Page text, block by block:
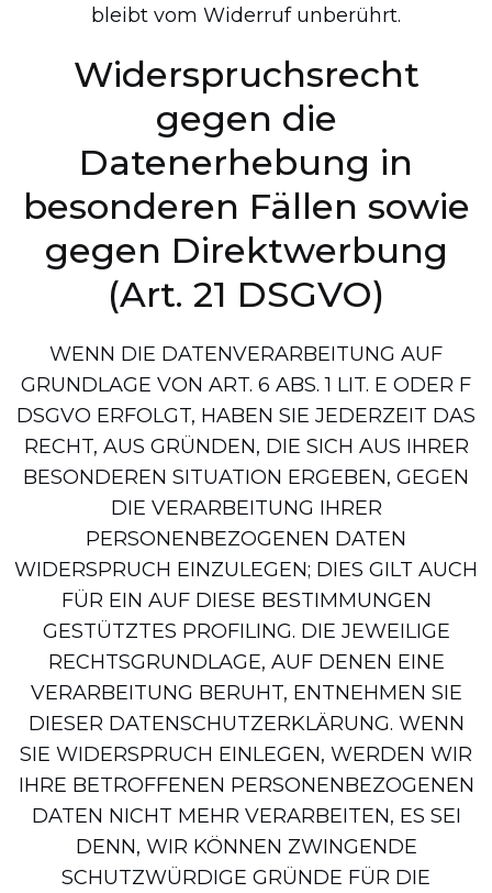
bleibt vom Widerruf unberührt.
Widerspruchsrecht
gegen die
Datenerhebung in
besonderen Fällen sowie
gegen Direktwerbung
(Art. 21 DSGVO)
WENN DIE DATENVERARBEITUNG AUF
GRUNDLAGE VON ART. 6 ABS. 1 LIT. E ODER F
DSGVO ERFOLGT, HABEN SIE JEDERZEIT DAS
RECHT, AUS GRÜNDEN, DIE SICH AUS IHRER
BESONDEREN SITUATION ERGEBEN, GEGEN
DIE VERARBEITUNG IHRER
PERSONENBEZOGENEN DATEN
WIDERSPRUCH EINZULEGEN; DIES GILT AUCH
FÜR EIN AUF DIESE BESTIMMUNGEN
GESTÜTZTES PROFILING. DIE JEWEILIGE
RECHTSGRUNDLAGE, AUF DENEN EINE
VERARBEITUNG BERUHT, ENTNEHMEN SIE
DIESER DATENSCHUTZERKLÄRUNG. WENN
SIE WIDERSPRUCH EINLEGEN, WERDEN WIR
IHRE BETROFFENEN PERSONENBEZOGENEN
DATEN NICHT MEHR VERARBEITEN, ES SEI
DENN, WIR KÖNNEN ZWINGENDE
SCHUTZWÜRDIGE GRÜNDE FÜR DIE